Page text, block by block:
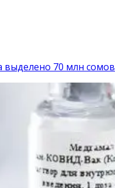
выделено 70 млн сомов